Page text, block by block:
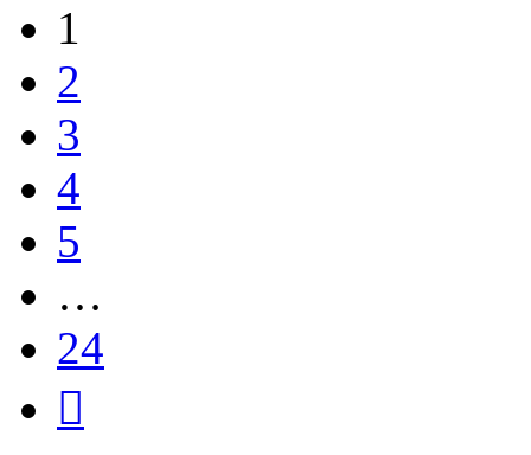
1
2
3
4
5
…
24